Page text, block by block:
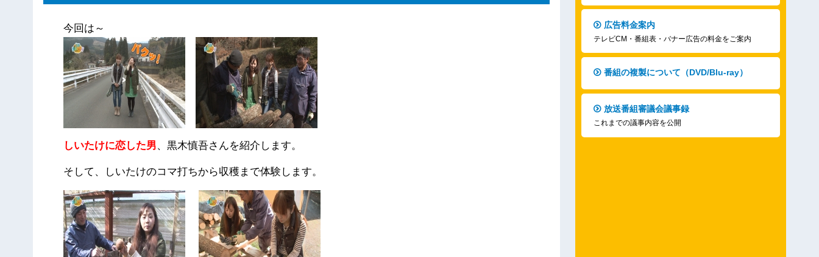
今回は～
しいたけに恋した男、黒木慎吾さんを紹介します。
そして、しいたけのコマ打ちから収穫まで体験します。
広告料金案内
テレビCM・番組表・バナー広告の料金をご案内
番組の複製について（DVD/Blu-ray）
放送番組審議会議事録
これまでの議事内容を公開